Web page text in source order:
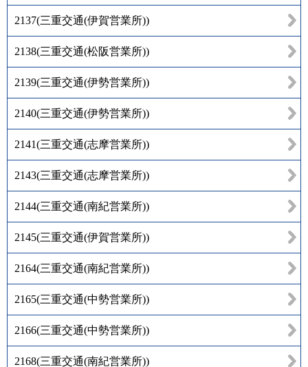
2137(三重交通(伊賀営業所))
2138(三重交通(松阪営業所))
2139(三重交通(伊勢営業所))
2140(三重交通(伊勢営業所))
2141(三重交通(志摩営業所))
2143(三重交通(志摩営業所))
2144(三重交通(南紀営業所))
2145(三重交通(伊賀営業所))
2164(三重交通(南紀営業所))
2165(三重交通(中勢営業所))
2166(三重交通(中勢営業所))
2168(三重交通(南紀営業所))